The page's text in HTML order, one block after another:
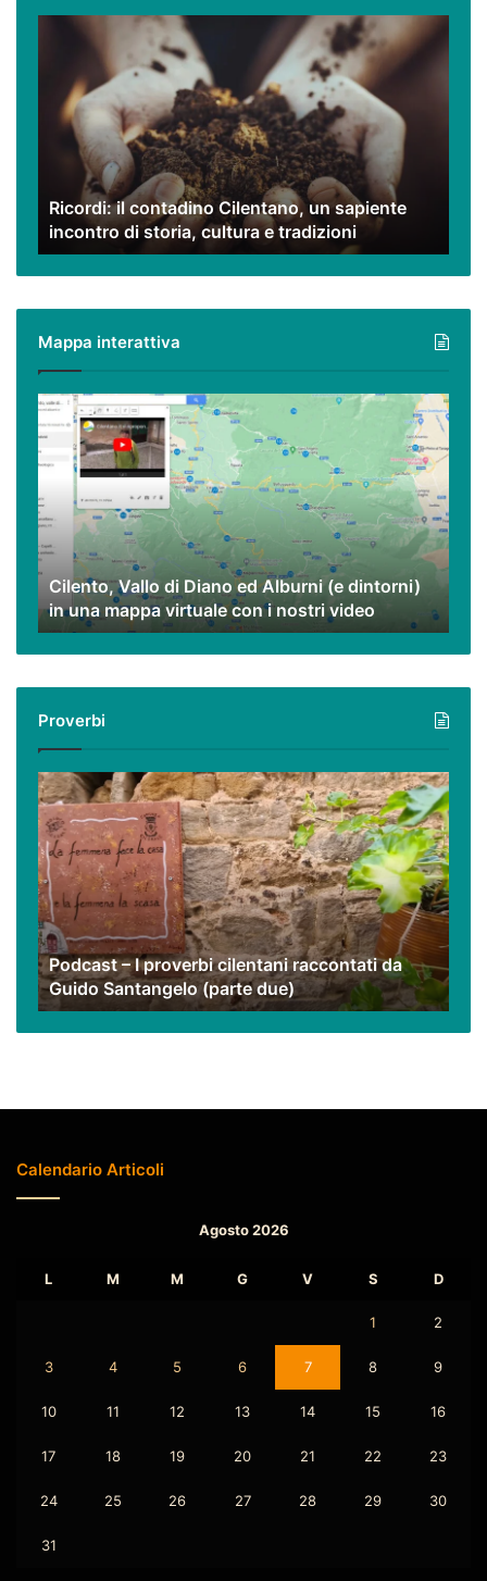
Ricordi:
Cilentano,
sapiente
incontro
storia,
cultura
e
tradizioni
Ricordi: il contadino Cilentano, un sapiente
incontro di storia, cultura e tradizioni
Mappa interattiva
Cilento,
Vallo
di
Diano
ed
Alburni
(e
dintorni)
una
mappa
virtuale
nostri
video
Cilento, Vallo di Diano ed Alburni (e dintorni)
in una mappa virtuale con i nostri video
Proverbi
Podcast
–
I
proverbi
cilentani
raccontati
da
Guido
Santangelo
(parte
due)
Podcast – I proverbi cilentani raccontati da
Guido Santangelo (parte due)
Calendario Articoli
Agosto 2026
L M M G V S D
1 2
3 4 5 6 7 8 9
10 11 12 13 14 15 16
17 18 19 20 21 22 23
24 25 26 27 28 29 30
31